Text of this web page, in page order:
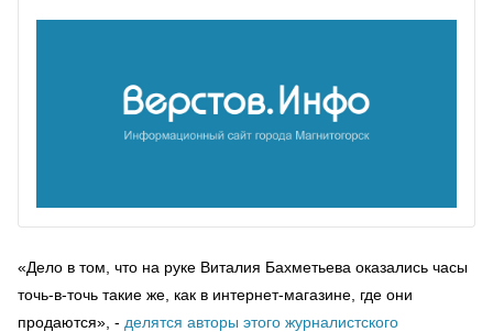
«Дело в том, что на руке Виталия Бахметьева оказались часы
точь-в-точь такие же, как в интернет-магазине, где они
продаются», - делятся авторы этого журналистского